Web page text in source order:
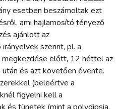
esetben beszámoltak ezt
ami hajlamosító tényező
ajánlott az
szerint, pl. a
előtt, 12 héttel az
és azt követően évente.
(beleértve a
figyelni kell a
és tünetek (mint a polydipsia,